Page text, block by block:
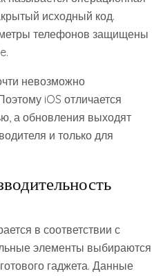
исходный код.
телефонов защищены
невозможно
iOS отличается
а обновления выходят
и только для
в соответствии с
элементы выбираются
гаджета. Данные